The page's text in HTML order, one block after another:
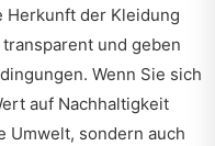
Herkunft der Kleidung
und geben
Wenn Sie sich
auf Nachhaltigkeit
Umwelt, sondern auch